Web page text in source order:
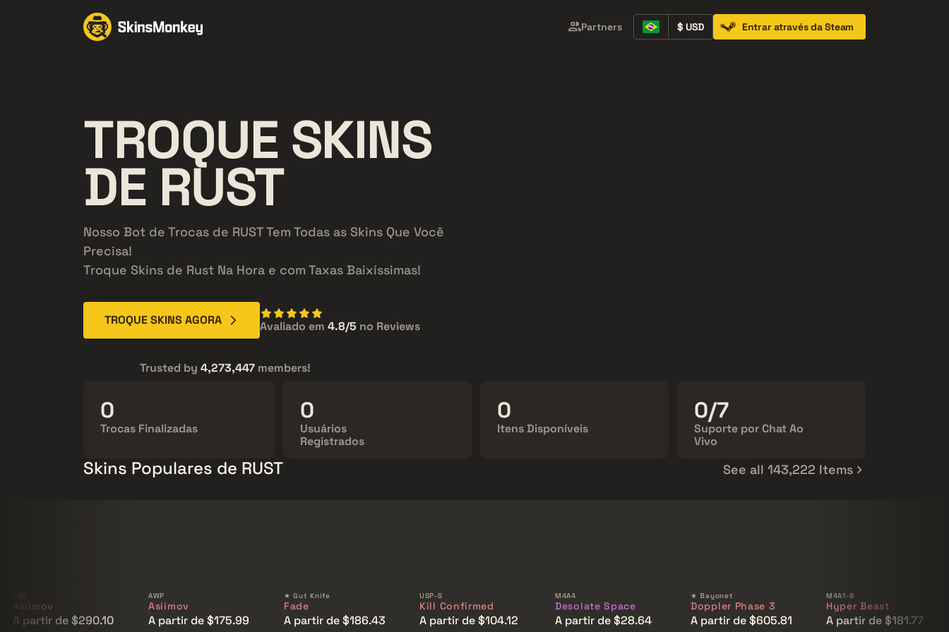
Partners $ USD Entrar através da Steam
TROQUE SKINS
DE RUST
Nosso Bot de Trocas de RUST Tem Todas as Skins Que Você
Precisa!
Troque Skins de Rust Na Hora e com Taxas Baixíssimas!
TROQUE SKINS AGORA Avaliado em 4.8/5 no Reviews
Trusted by 4,273,447 members!
15,624,305
Trocas Finalizadas
4,273,447
Usuários
Registrados
143,222
Itens Disponíveis
24/7
Suporte por Chat Ao
Vivo
Skins Populares de RUST See all 143,222 Items
Asiimov
A partir de $290.10
AWP
Asiimov
A partir de $175.99
★ Gut Knife
Fade
A partir de $186.43
USP-S
Kill Confirmed
A partir de $104.12
M4A4
Desolate Space
A partir de $28.64
★ Bayonet
Doppler Phase 3
A partir de $605.81
M4A1-S
Hyper Beast
A partir de $181.77